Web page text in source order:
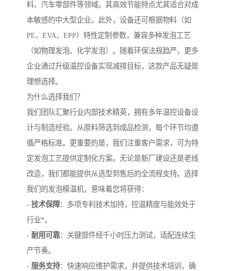
料、汽车零部件等领域。其高效节能特点尤其适合对成
本敏感的中大型企业。此外，设备还可根据物料（如
PE、EVA、EPP）特性定制参数，兼容多种发泡工艺
（如物理发泡、化学发泡）。随着环保法规趋严，更多
企业通过升级温控设备实现减排目标，这款产品无疑是
理想选择。
为什么选择我们？
我们团队汇聚行业内部技术精英，拥有多年温控设备设
计与制造经验。从原料筛选到成品检测，每个环节均遵
循严格标准。更重要的是，我们注重客户需求，可为特
定发泡工艺提供定制化方案。无论是新厂建设还是老线
改造，我们都能提供从选型到售后的全流程支持。选择
我们的发泡模温机，意味着您将获得：
- 技术保障：多项专利技术加持，控温精度与能效处于
行业*。
- 耐用可靠：关键部件经千小时压力测试，适配连续生
产节奏。
- 服务支持：快速响应维护需求，并提供技术培训，确